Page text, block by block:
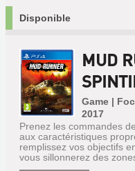
Disponible
MUD
Game |
2017
Prenez les commandes
aux caractéristiques
remplissez vos objectifs
vous sillonnerez des